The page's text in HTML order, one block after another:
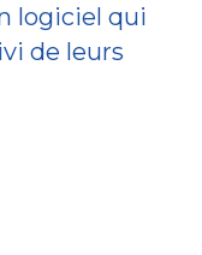
logiciel qui
de leurs